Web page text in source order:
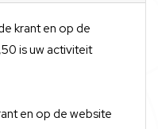
krant en op de
is uw activiteit
en op de website